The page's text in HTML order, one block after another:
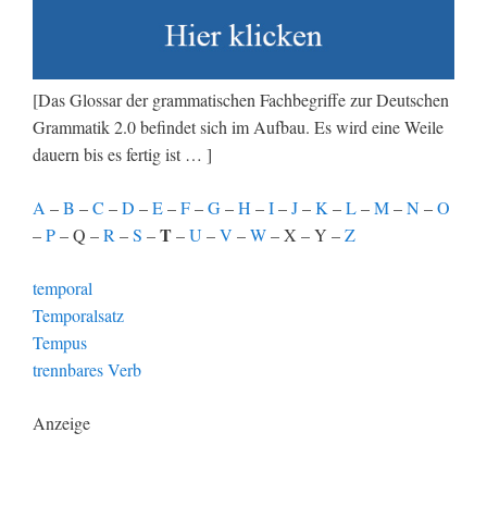
[Das Glossar der grammatischen Fachbegriffe zur Deutschen
Grammatik 2.0 befindet sich im Aufbau. Es wird eine Weile
dauern bis es fertig ist … ]
A –B –C –D –E–F–G–H –I–J–K –L–M–N–O
–P– Q –R –S –T–U –V –W– X – Y –Z
temporal
Temporalsatz
Tempus
trennbares Verb
Anzeige